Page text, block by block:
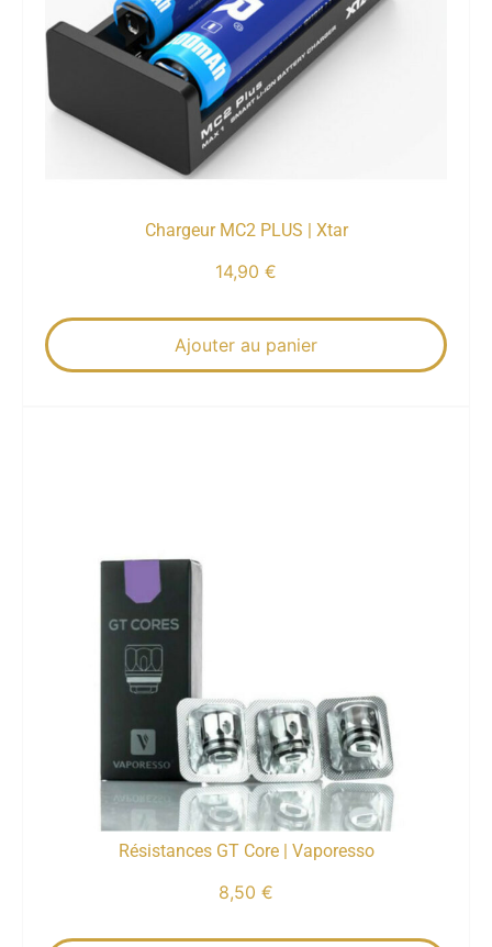
Chargeur MC2 PLUS | Xtar
14,90 €
Ajouter au panier
Résistances GT Core | Vaporesso
8,50 €